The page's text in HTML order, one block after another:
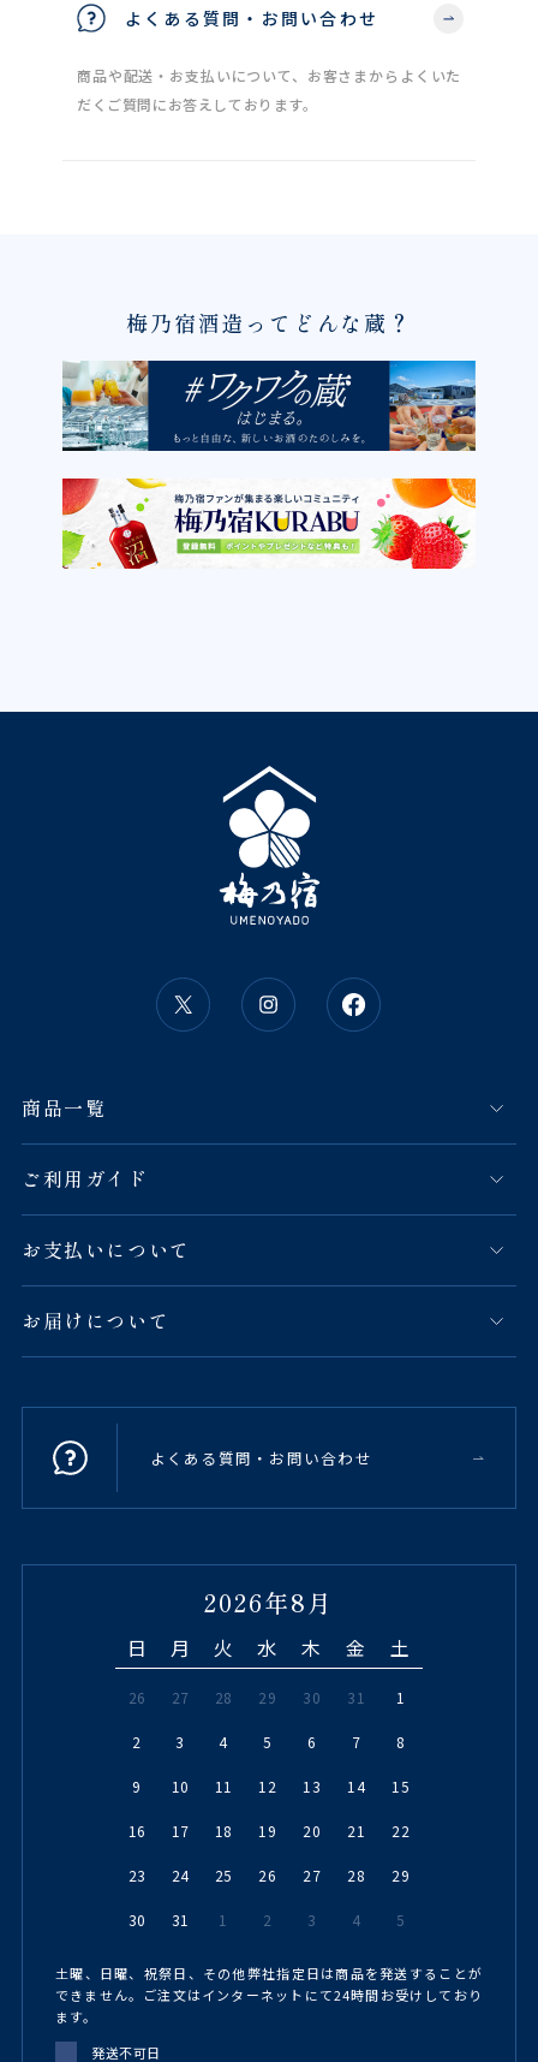
よくある質問・お問い合わせ
商品や配送・お支払いについて、お客さまからよくいた
だくご質問にお答えしております。
梅乃宿酒造ってどんな蔵？
商品一覧
ご利用ガイド
お支払いについて
お届けについて
よくある質問・お問い合わせ
2026年8月
日 月 火 水 木 金 土
26 27 28 29 30 31 1
2 3 4 5 6 7 8
9 10 11 12 13 14 15
16 17 18 19 20 21 22
23 24 25 26 27 28 29
30 31 1 2 3 4 5
土曜、日曜、祝祭日、その他弊社指定日は商品を発送することが
できません。ご注文はインターネットにて24時間お受けしており
ます。
発送不可日